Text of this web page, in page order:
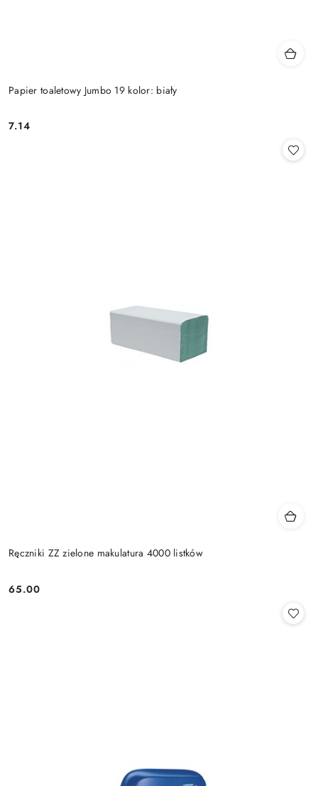
Papier toaletowy Jumbo 19 kolor: biały
Cena:
7.14
Ręczniki ZZ zielone makulatura 4000 listków
Cena:
65.00